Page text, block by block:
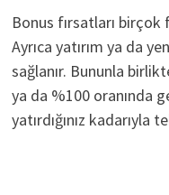
Bonus fırsatları
Ayrıca yatırım ya da
sağlanır. Bununla
ya da %100 oranında
yatırdığınız kadarıyla